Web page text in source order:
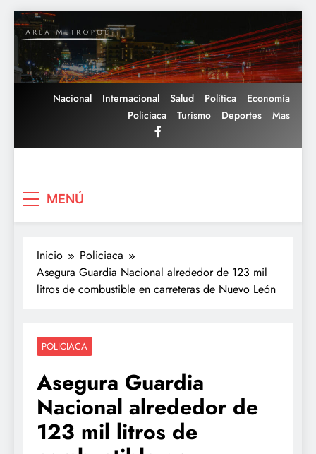
Saltar
al
contenido
Nacional Internacional Salud Política
Economía
Policiaca
Turismo Deportes Mas
MENÚ
Inicio
Policiaca
Asegura Guardia Nacional alrededor de 123 mil
litros de combustible en carreteras de Nuevo León
POLICIACA
Asegura Guardia
Nacional alrededor de
123 mil litros de